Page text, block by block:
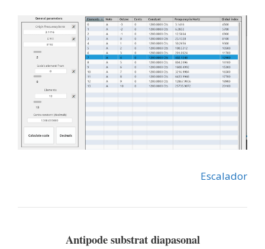
Escalador
Antipode substrat diapasonal